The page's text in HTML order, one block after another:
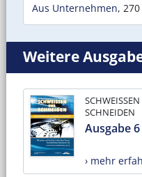
Aus Unternehmen, 270
Weitere
SCHNEIDEN
Ausgabe
› mehr